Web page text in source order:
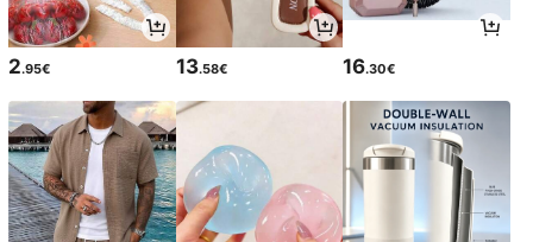
2.95€ 13.58€ 16.30€